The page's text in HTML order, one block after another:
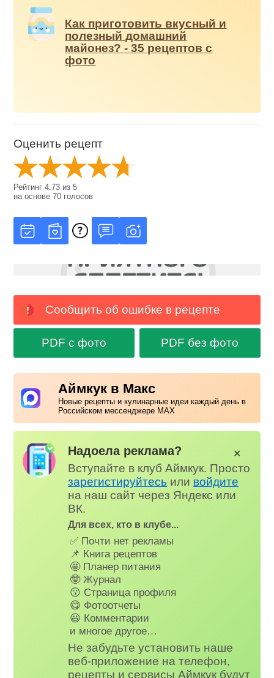
Как приготовить вкусный и
полезный домашний
майонез? - 35 рецептов с
фото
Оценить рецепт
Рейтинг4.73 из5
на основе70 голосов
Сообщить об ошибке в рецепте
PDF с фото PDF без фото
Аймкук в Макс
Новые рецепты и кулинарные идеи каждый день в
Российском мессенджере MAX
Надоела реклама?
Вступайте в клуб Аймкук. Просто
зарегистируйтесь или войдите
на наш сайт через Яндекс или
ВК.
Для всех, кто в клубе...
✅ Почти нет рекламы
📌 Книга рецептов
🤩 Планер питания
🤓 Журнал
😗 Страница профиля
😋 Фотоотчеты
😃 Комментарии
и многое другое…
Не забудьте установить наше
веб-приложение на телефон,
рецепты и сервисы Аймкук будут
✕